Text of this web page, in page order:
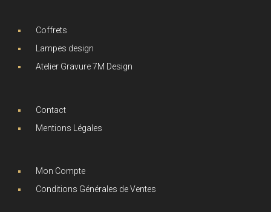
Coffrets
Lampes design
Atelier Gravure 7M Design
Contact
Mentions Légales
Mon Compte
Conditions Générales de Ventes